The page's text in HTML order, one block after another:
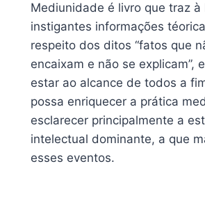
Mediunidade é livro que traz
instigantes informações
respeito dos ditos “fatos que
encaixam e não se explicam”,
estar ao alcance de todos a
possa enriquecer a prática
esclarecer principalmente a
intelectual dominante, a que
esses eventos.